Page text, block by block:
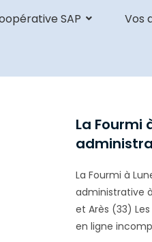
SAP Vos
La Fourmi
La Fourmi à
administrative
et Arès (33)
en ligne